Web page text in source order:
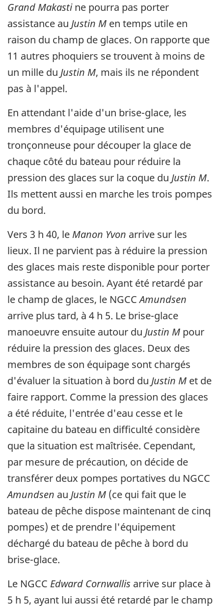
Grand Makastine pourra pas porter
assistance au Justin M en temps utile en
raison du champ de glaces. On rapporte que
11 autres phoquiers se trouvent à moins de
un mille du Justin M, mais ils ne répondent
pas à l'appel.
En attendant l'aide d'un brise-glace, les
membres d'équipage utilisent une
tronçonneuse pour découper la glace de
chaque côté du bateau pour réduire la
pression des glaces sur la coque du Justin M.
Ils mettent aussi en marche les trois pompes
du bord.
Vers 3 h 40, le Manon Yvon arrive sur les
lieux. Il ne parvient pas à réduire la pression
des glaces mais reste disponible pour porter
assistance au besoin. Ayant été retardé par
le champ de glaces, le NGCCAmundsen
arrive plus tard, à 4 h 5. Le brise-glace
manoeuvre ensuite autour du Justin M pour
réduire la pression des glaces. Deux des
membres de son équipage sont chargés
d'évaluer la situation à bord du Justin M et de
faire rapport. Comme la pression des glaces
a été réduite, l'entrée d'eau cesse et le
capitaine du bateau en difficulté considère
que la situation est maîtrisée. Cependant,
par mesure de précaution, on décide de
transférer deux pompes portatives du NGCC
Amundsen au Justin M (ce qui fait que le
bateau de pêche dispose maintenant de cinq
pompes) et de prendre l'équipement
déchargé du bateau de pêche à bord du
brise-glace.
Le NGCC Edward Cornwallis arrive sur place à
5 h 5, ayant lui aussi été retardé par le champ